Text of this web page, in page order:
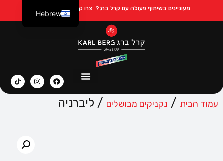
מעוניינים בשיתוף פעולה עם קרל ברג? צרו קשר ב Whatsapp
עמוד הבית / נקניקים מבושלים / ליברניה
Hebrew